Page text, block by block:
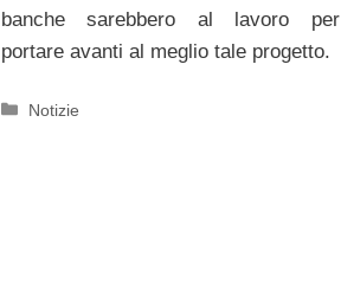
banche sarebbero al lavoro per
portare avanti al meglio tale progetto.
Categorie
Notizie